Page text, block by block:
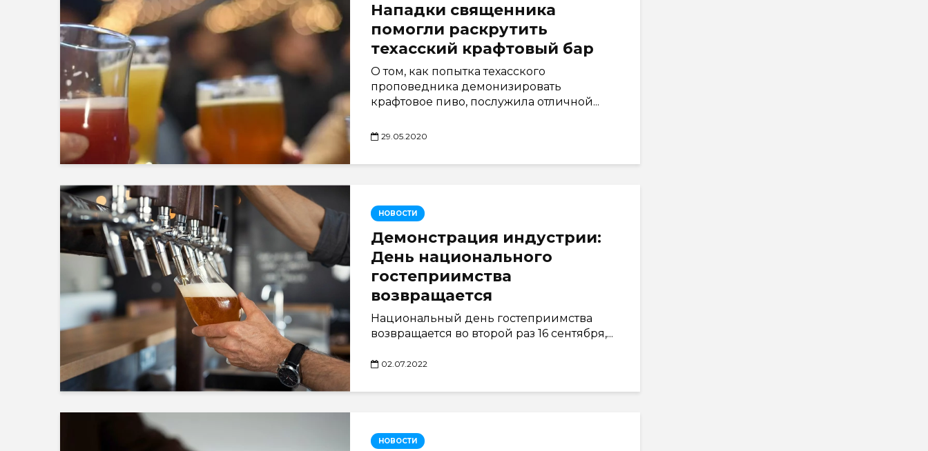
Нападки священника
помогли раскрутить
техасский крафтовый бар
О том, как попытка техасского
проповедника демонизировать
крафтовое пиво, послужила отличной...
29.05.2020
НОВОСТИ
Демонстрация индустрии:
День национального
гостеприимства
возвращается
Национальный день гостеприимства
возвращается во второй раз 16 сентября,...
02.07.2022
НОВОСТИ